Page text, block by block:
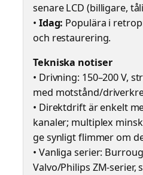
senare LCD (billigare,
• Idag: Populära i
och restaurering.
Tekniska notiser
• Drivning: 150–200 V,
med motstånd/
• Direktdrift är enkelt
kanaler; multiplex
ge synligt flimmer om
• Vanliga serier:
Valvo/Philips ZM-serier,